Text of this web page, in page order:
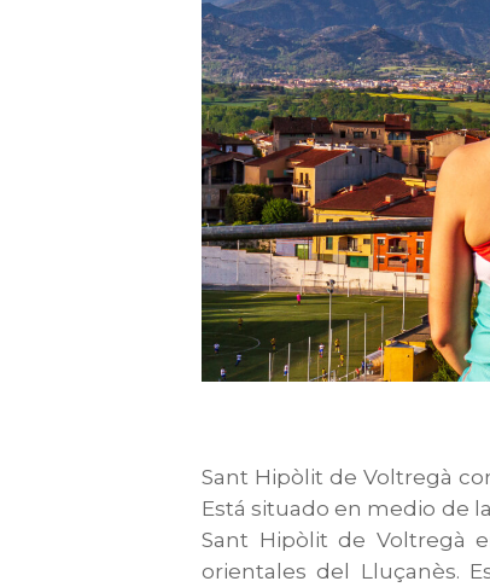
Sant Hipòlit de Voltregà
Está situado en medio de
Sant Hipòlit de Voltregà
orientales del Lluçanès.